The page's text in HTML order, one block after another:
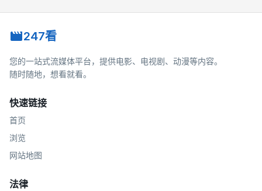
247看
您的一站式流媒体平台，提供电影、电视剧、动漫等内容。
随时随地，想看就看。
快速链接
首页
浏览
网站地图
法律